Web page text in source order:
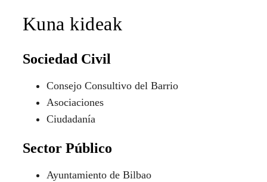
Kuna kideak
Sociedad Civil
Consejo Consultivo del Barrio
Asociaciones
Ciudadanía
Sector Público
Ayuntamiento de Bilbao